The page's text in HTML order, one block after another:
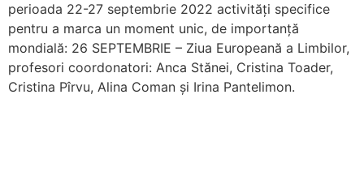
perioada 22-27 septembrie 2022 activități specifice
pentru a marca un moment unic, de importanță
mondială: 26 SEPTEMBRIE – Ziua Europeană a Limbilor,
profesori coordonatori: Anca Stănei, Cristina Toader,
Cristina Pîrvu, Alina Coman și Irina Pantelimon.